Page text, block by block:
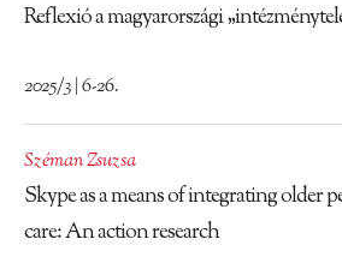
Reflexió a magyarországi
2025/3 | 6-26.
Széman Zsuzsa
Skype as a means of integrating older
care: An action research